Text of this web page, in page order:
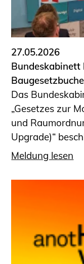
27.05.2026
Bundeskabinett
Das
„Gesetzes zur
und
Upgrade)“
Meldung lesen